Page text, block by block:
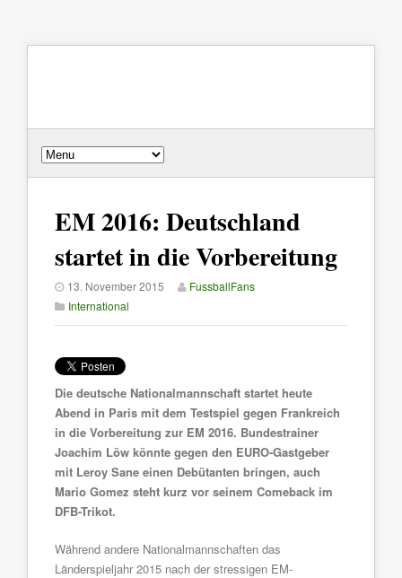
EM 2016: Deutschland
startet in die Vorbereitung
13. November 2015
FussballFans
International
Die deutsche Nationalmannschaft startet heute
Abend in Paris mit dem Testspiel gegen Frankreich
in die Vorbereitung zur EM 2016. Bundestrainer
Joachim Löw könnte gegen den EURO-Gastgeber
mit Leroy Sane einen Debütanten bringen, auch
Mario Gomez steht kurz vor seinem Comeback im
DFB-Trikot.
Während andere Nationalmannschaften das
Länderspieljahr 2015 nach der stressigen EM-